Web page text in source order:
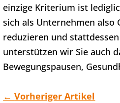
einzige Kriterium ist
sich als Unternehmen also
reduzieren und
unterstützen wir Sie auch
Bewegungspausen,
←Vorheriger Artikel